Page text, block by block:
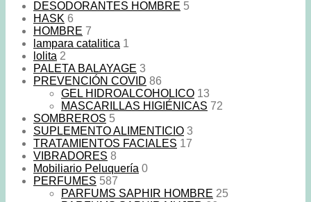
DESODORANTES HOMBRE 5
HASK 6
HOMBRE 7
lampara catalitica 1
lolita 2
PALETA BALAYAGE 3
PREVENCIÓN COVID 86
GEL HIDROALCOHOLICO 13
MASCARILLAS HIGIÉNICAS 72
SOMBREROS 5
SUPLEMENTO ALIMENTICIO 3
TRATAMIENTOS FACIALES 17
VIBRADORES 8
Mobiliario Peluquería 0
PERFUMES 587
PARFUMS SAPHIR HOMBRE 25